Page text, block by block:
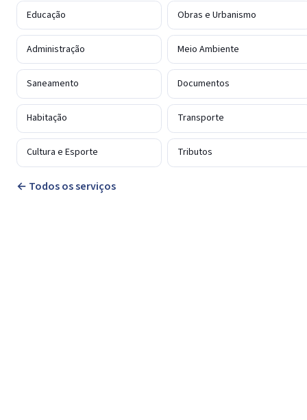
Educação Obras e Urbanismo
Administração Meio Ambiente
Saneamento Documentos
Habitação Transporte
Cultura e Esporte Tributos
← Todos os serviços